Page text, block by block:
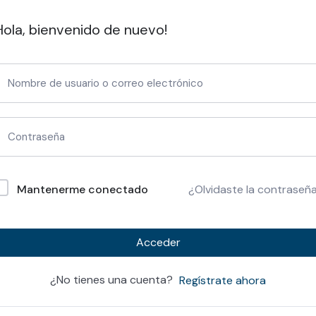
bienvenido de nuevo!
Mantenerme conectado ¿Olvidaste la
Acceder
¿No tienes una cuenta? Regístrate ahora